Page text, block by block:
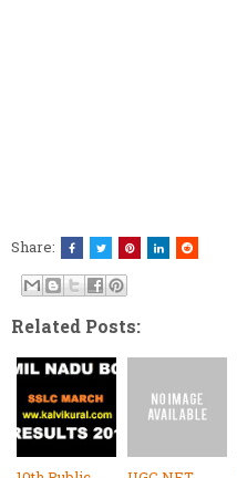
Share:
Related Posts: